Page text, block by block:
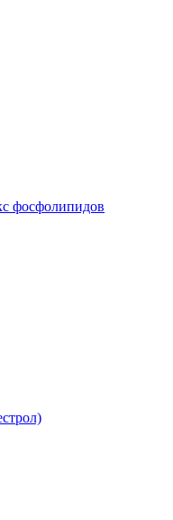
фосфолипидов